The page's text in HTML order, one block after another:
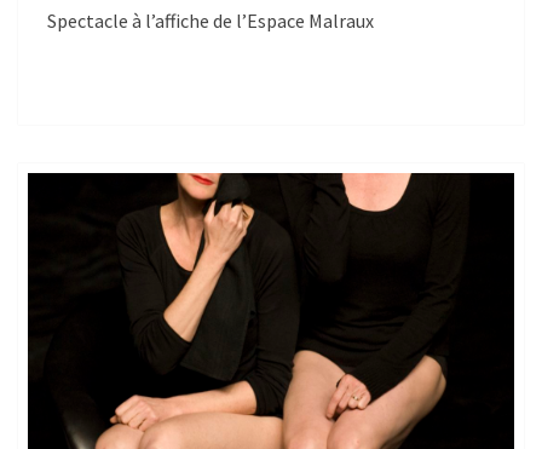
Spectacle à l’affiche de l’Espace Malraux